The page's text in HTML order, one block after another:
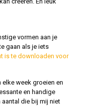
vormen aan je
gaan als je iets
is te downloaden voor
week groeien en
en handige
die bij mij niet